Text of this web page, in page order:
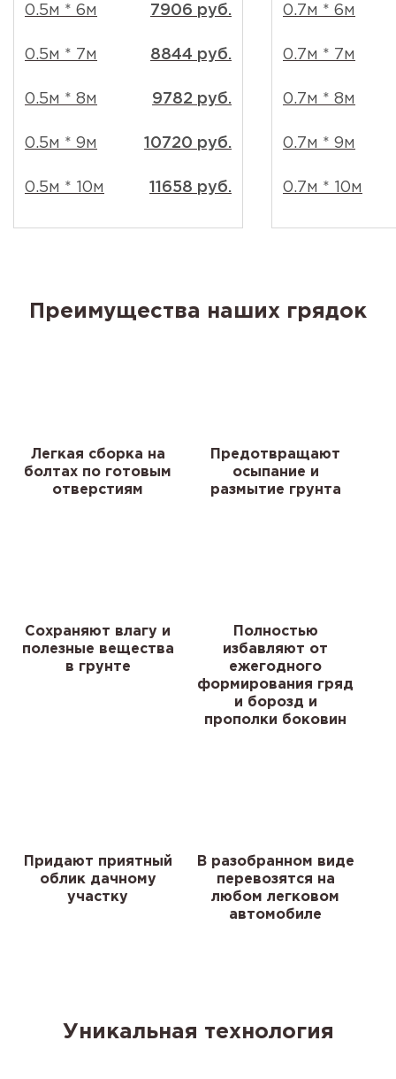
0.5м * 6м 7906 руб.
0.5м * 7м 8844 руб.
0.5м * 8м 9782 руб.
0.5м * 9м 10720 руб.
0.5м * 10м 11658 руб.
0.7м * 6м
0.7м * 7м
0.7м * 8м
0.7м * 9м
0.7м * 10м
Преимущества наших грядок
Легкая сборка на
болтах по готовым
отверстиям
Предотвращают
осыпание и
размытие грунта
Сохраняют влагу и
полезные вещества
в грунте
Полностью
избавляют от
ежегодного
формирования гряд
и борозд и
прополки боковин
Придают приятный
облик дачному
участку
В разобранном виде
перевозятся на
любом легковом
автомобиле
Уникальная технология